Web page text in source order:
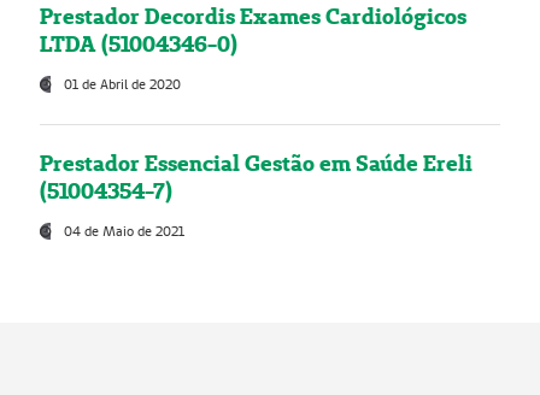
Prestador Decordis Exames Cardiológicos
LTDA (51004346-0)
01 de Abril de 2020
Prestador Essencial Gestão em Saúde Ereli
(51004354-7)
04 de Maio de 2021